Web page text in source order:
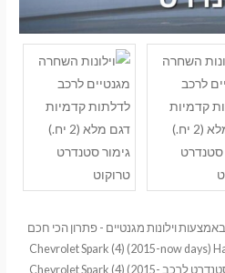
וילונות מגנטיים - פתרון הכי חכם
Chevrolet Spark (4) (2015-now days)
/ וילונות השחרה מגנטיים גימור סטנדרט לרכב Chevrolet Spark (4) (2015-